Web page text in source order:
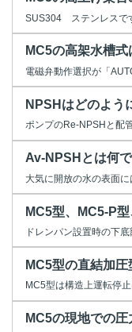
SUS304 ステンレスで
MC5の高架水槽
電磁弁動作選択が「
NPSHはどのよう
ポンプのRe-NPSHと配
Av-NPSHとは何
大気に開放の水の表面に
MC5型、MC5-P
ドレンパン設置時の下
MC5型の直結加
MC5型は構造上運転停
MC5の現地での圧